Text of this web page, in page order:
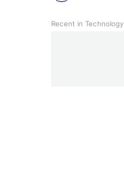
Recent in Technology